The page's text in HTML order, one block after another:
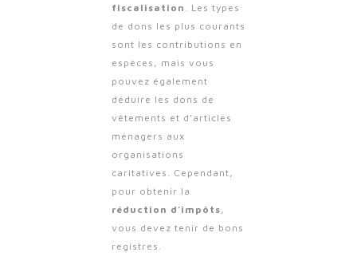
fiscalisation
. Les types
de dons les plus courants
sont les contributions en
espèces, mais vous
pouvez également
déduire les dons de
vêtements et d’articles
ménagers aux
organisations
caritatives. Cependant,
pour obtenir la
réduction d’impôts ,
vous devez tenir de bons
registres.